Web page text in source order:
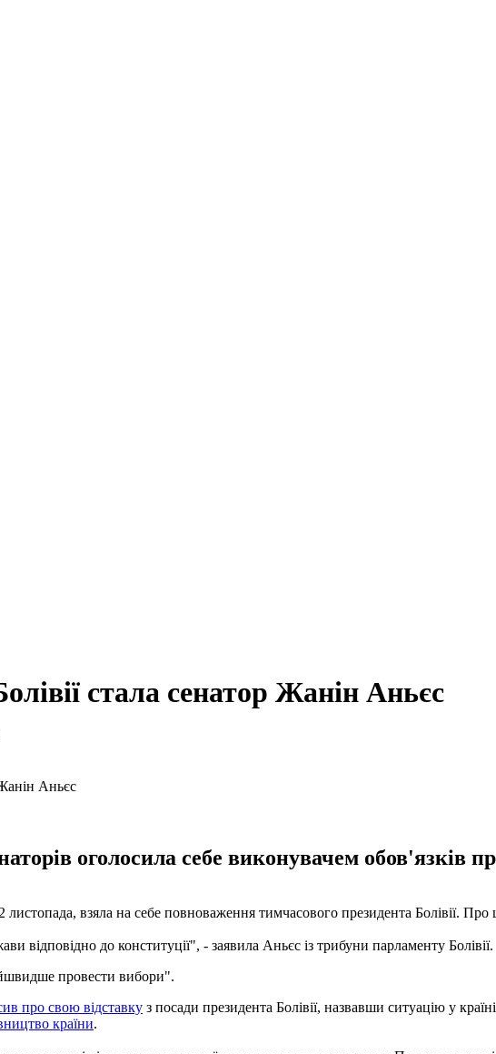
стала сенатор Жанін Аньєс
оголосила себе виконувачем обов'язків
взяла на себе повноваження тимчасового президента Болівії. Про
відповідно до конституції", - заявила Аньєс із трибуни парламенту Болівії.
провести вибори".
про свою відставку з посади президента Болівії, назвавши ситуацію у
країни.